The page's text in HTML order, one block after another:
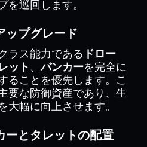
を巡回します。
ップグレード
ラス能力である ドロー
ット 、バンカーを完全に
ることを優先します。こ
要な防御資産であり、生
大幅に向上させます。
ーとタレットの配置